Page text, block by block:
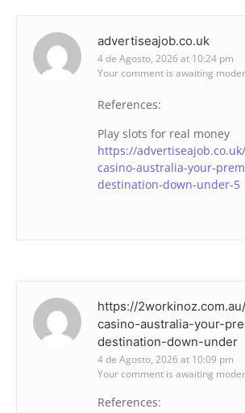
advertiseajob.co.uk
4 de Agosto, 2026 at 10:24 pm
Your comment is awaiting
References:
Play slots for real money
https://
casino-australia-your-
destination-down-under-5
https://
casino-australia-your-
destination-down-under
4 de Agosto, 2026 at 10:09 pm
Your comment is awaiting
References: